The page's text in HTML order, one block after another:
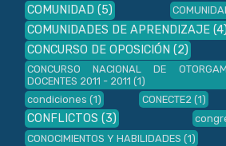
COMUNIDAD (5)
COMUNIDADES DE APRENDIZAJE (4)
CONCURSO DE OPOSICIÓN (2)
CONCURSO NACIONAL DE
DOCENTES 2011 - 2011 (1)
condiciones (1) CONECTE2 (1)
CONFLICTOS (3)
CONOCIMIENTOS Y HABILIDADES (1)